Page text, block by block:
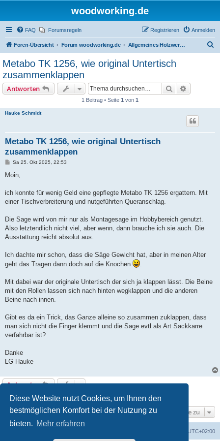
Diese Website nutzt Cookies, um Ihnen den
bestmöglichen Komfort bei der Nutzung zu
bieten. Mehr erfahren
woodworking.de
FAQ Forumsregeln Anmelden
Registrieren
Foren-Übersicht Forum woodworking.de Allgemeines Holzwerkerforum - das laute Forum
Metabo TK 1256, wie original Untertisch
zusammenklappen
Antworten Suche
1 Beitrag • Seite 1 von 1
Hauke Schmidt
Metabo TK 1256, wie original Untertisch
zusammenklappen
B
i
a
Sa 25. Okt 2025, 22:53
Moin,
ich konnte für wenig Geld eine gepflegte Metabo TK 1256 ergattern. Mit
einer Tischverbreiterung und nutgeführten Queranschlag.
Die Sage wird von mir nur als Montagesage im Hobbybereich genutzt.
Also letztendlich nicht viel, aber wenn, dann brauche ich sie auch. Die
Ausstattung reicht absolut aus.
Ich dachte mir schon, dass die Säge Gewicht hat, aber in meinen Alter
geht das Tragen dann doch auf die Knochen
.
Mit dabei war der originale Untertisch der sich ja klappen lässt. Die Beine
mit den Rollen lassen sich nach hinten wegklappen und die anderen
Beine nach innen.
Gibt es da ein Trick, das Ganze alleine so zusammen zuklappen, dass
man sich nicht die Finger klemmt und die Sage evtl als Art Sackkarre
verfahrbar ist?
Danke
LG Hauke
Antworten
1 Beitrag • Seite1von1
Gehe zu
UTC+02:00